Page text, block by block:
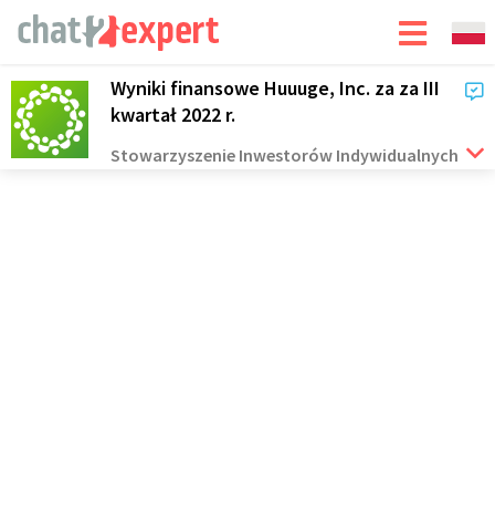
Wyniki finansowe Huuuge, Inc. za za III
kwartał 2022 r.
Stowarzyszenie Inwestorów Indywidualnych